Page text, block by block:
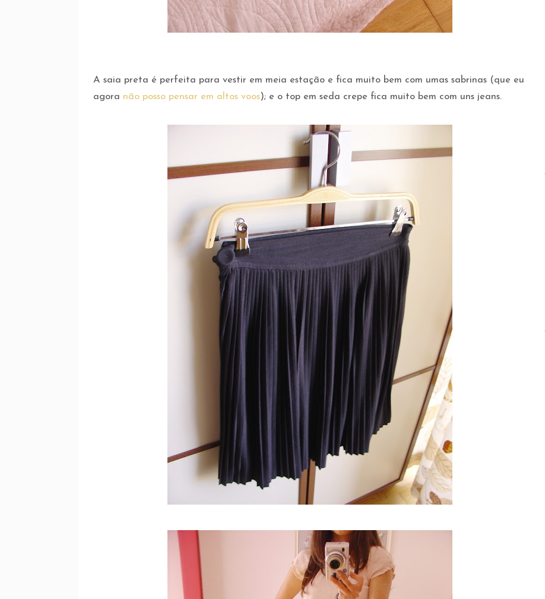
A saia preta é perfeita para vestir em meia estação e fica muito bem com umas sabrinas (que eu
agora não posso pensar em altos voos); e o top em seda crepe fica muito bem com uns jeans.